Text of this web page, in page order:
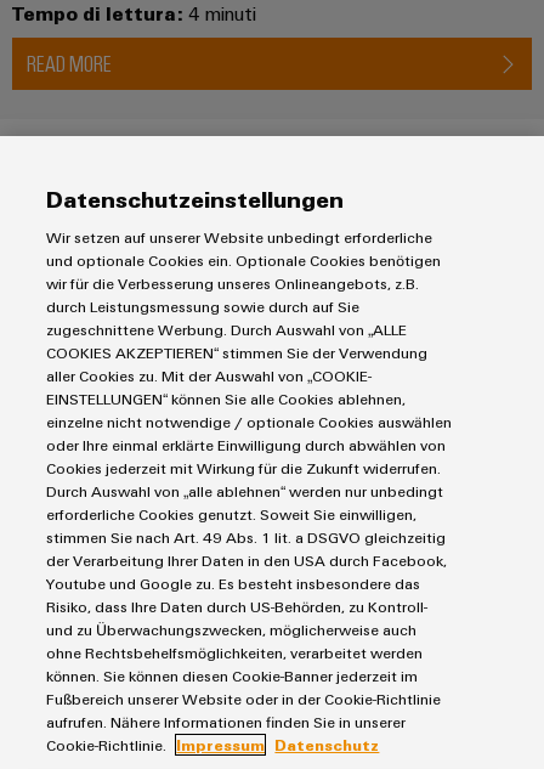
Tempo di lettura: 4 minuti
READ MORE
Gestire il cambiamento
Argomento:il cambiamento come catalizzatore per guidare
le attività di distribuzione e la padronanza di requisiti di
mercato in continua evoluzione, con mentalità pionieristica,
portafoglio flessibile e servizi.
Tempo di lettura:3 minuti
READ MORE
Datenschutzeinstellungen
Wir setzen auf unserer Website unbedingt erforderliche
und optionale Cookies ein. Optionale Cookies benötigen
wir für die Verbesserung unseres Onlineangebots, z.B.
durch Leistungsmessung sowie durch auf Sie
zugeschnittene Werbung. Durch Auswahl von „ALLE
COOKIES AKZEPTIEREN“ stimmen Sie der Verwendung
aller Cookies zu. Mit der Auswahl von „COOKIE-
EINSTELLUNGEN“ können Sie alle Cookies ablehnen,
einzelne nicht notwendige / optionale Cookies auswählen
oder Ihre einmal erklärte Einwilligung durch abwählen von
Cookies jederzeit mit Wirkung für die Zukunft widerrufen.
Durch Auswahl von „alle ablehnen“ werden nur unbedingt
erforderliche Cookies genutzt. Soweit Sie einwilligen,
stimmen Sie nach Art. 49 Abs. 1 lit. a DSGVO gleichzeitig
der Verarbeitung Ihrer Daten in den USA durch Facebook,
Youtube und Google zu. Es besteht insbesondere das
Risiko, dass Ihre Daten durch US-Behörden, zu Kontroll-
und zu Überwachungszwecken, möglicherweise auch
ohne Rechtsbehelfsmöglichkeiten, verarbeitet werden
können. Sie können diesen Cookie-Banner jederzeit im
Fußbereich unserer Website oder in der Cookie-Richtlinie
aufrufen. Nähere Informationen finden Sie in unserer
Cookie-Richtlinie.
Impressum Datenschutz